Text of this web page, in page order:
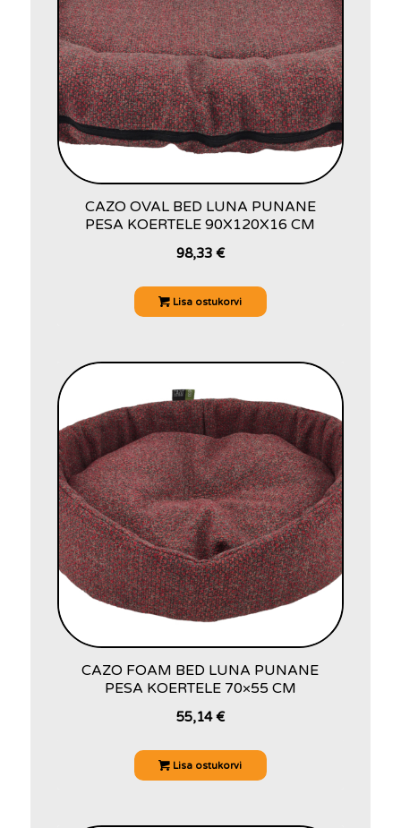
CAZO OVAL BED LUNA PUNANE
PESA KOERTELE 90X120X16 CM
98,33 €
Lisa ostukorvi
CAZO FOAM BED LUNA PUNANE
PESA KOERTELE 70×55 CM
55,14€
Lisa ostukorvi